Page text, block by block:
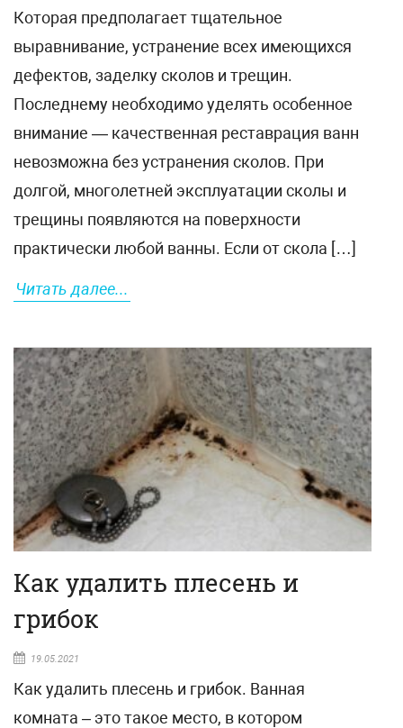
Которая предполагает тщательное
выравнивание, устранение всех имеющихся
дефектов, заделку сколов и трещин.
Последнему необходимо уделять особенное
внимание — качественная реставрация ванн
невозможна без устранения сколов. При
долгой, многолетней эксплуатации сколы и
трещины появляются на поверхности
практически любой ванны. Если от скола […]
Читать далее...
Как удалить плесень и
грибок
19.05.2021
Как удалить плесень и грибок. Ванная
комната – это такое место, в котором